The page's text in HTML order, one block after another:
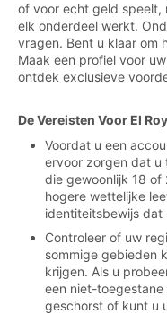
of voor echt geld speelt,
elk onderdeel werkt.
vragen. Bent u klaar om
Maak een profiel voor
ontdek exclusieve
De Vereisten Voor El
Voordat u een
ervoor zorgen dat u
die gewoonlijk 18 of
hogere wettelijke
identiteitsbewijs
Controleer of uw
sommige gebieden
krijgen. Als u
een niet-
geschorst of kunt u